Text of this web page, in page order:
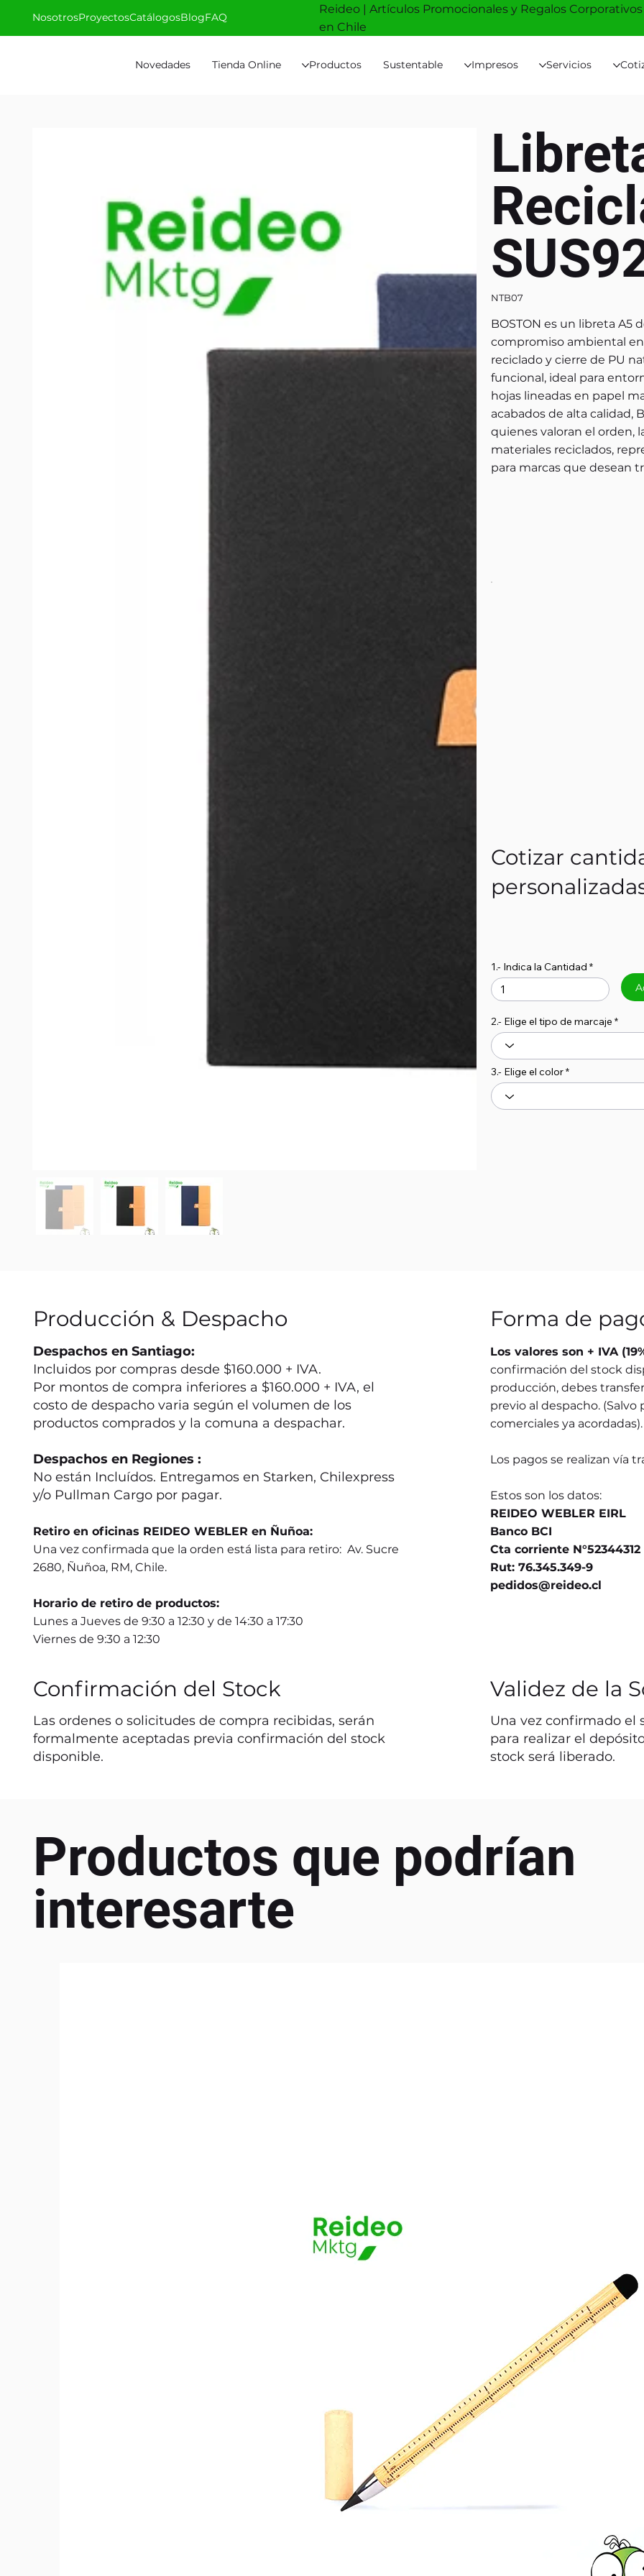
Novedades Tienda Online Productos Sustentable Impresos Servicios
NosotrosProyectosCatálogosBlogFAQ
Reideo | Artículos Promocionales y Regalos Corporativos
en Chile
NTB07
BOSTON es un libreta A5
compromiso ambiental
reciclado y cierre de PU
funcional, ideal para
hojas lineadas en papel
acabados de alta calidad,
quienes valoran el orden,
materiales reciclados,
para marcas que desean
Cotizar
1.- Indica la Cantidad
2.- Elige el tipo de marcaje
3.- Elige el color
Producción & Despacho
Despachos en Santiago:
Incluidos por compras desde $160.000 + IVA.
Por montos de compra inferiores a $160.000 + IVA, el
costo de despacho varia según el volumen de los
productos comprados y la comuna a despachar.
Despachos en Regiones :
No están Incluídos. Entregamos en Starken, Chilexpress
y/o Pullman Cargo por pagar.
Retiro en oficinas REIDEO WEBLER en Ñuñoa:
Una vez confirmada que la orden está lista para retiro: Av. Sucre
2680, Ñuñoa, RM, Chile.
Horario de retiro de productos:
Lunes a Jueves de 9:30 a 12:30 y de 14:30 a 17:30
Viernes de 9:30 a 12:30
Forma de
Los valores son + IVA
confirmación del stock
producción, debes
previo al despacho.
comerciales ya acordadas).
Los pagos se realizan vía
Estos son los datos:
REIDEO WEBLER EIRL
Banco BCI
Cta corriente N°52344312
Rut: 76.345.349-9
pedidos@reideo.cl
Confirmación del Stock
Las ordenes o solicitudes de compra recibidas, serán
formalmente aceptadas previa confirmación del stock
disponible.
Validez de la
Una vez confirmado el
para realizar el
stock será liberado.
Productos que podrían
interesarte